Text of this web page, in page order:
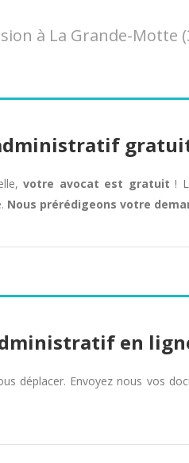
à La Grande-Motte
votre avocat est gratuit !
Nous prérédigeons votre
en
déplacer. Envoyez nous vos